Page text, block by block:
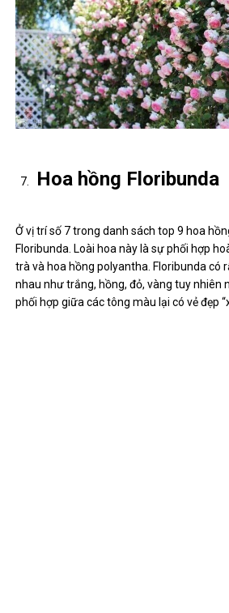
Hoa hồng Floribunda
Ở vị trí số 7 trong danh sách top 9 hoa
Floribunda. Loài hoa này là sự phối hợp
trà và hoa hồng polyantha. Floribunda có
nhau như trắng, hồng, đỏ, vàng tuy nhiên
phối hợp giữa các tông màu lại có vẻ đẹp